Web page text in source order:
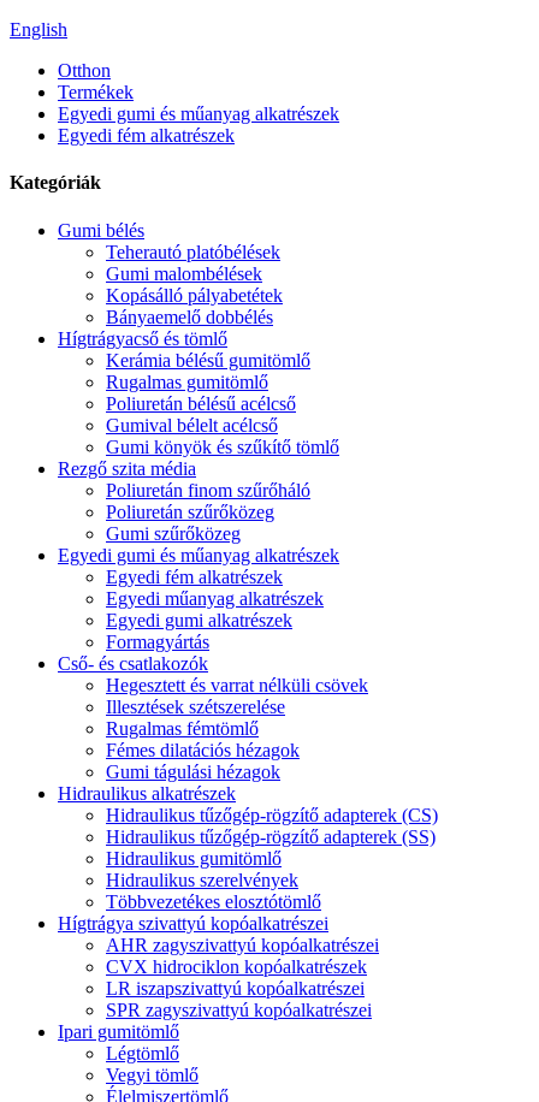
English
Otthon
Termékek
Egyedi gumi és műanyag alkatrészek
Egyedi fém alkatrészek
Kategóriák
Gumi bélés
Teherautó platóbélések
Gumi malombélések
Kopásálló pályabetétek
Bányaemelő dobbélés
Hígtrágyacső és tömlő
Kerámia bélésű gumitömlő
Rugalmas gumitömlő
Poliuretán bélésű acélcső
Gumival bélelt acélcső
Gumi könyök és szűkítő tömlő
Rezgő szita média
Poliuretán finom szűrőháló
Poliuretán szűrőközeg
Gumi szűrőközeg
Egyedi gumi és műanyag alkatrészek
Egyedi fém alkatrészek
Egyedi műanyag alkatrészek
Egyedi gumi alkatrészek
Formagyártás
Cső- és csatlakozók
Hegesztett és varrat nélküli csövek
Illesztések szétszerelése
Rugalmas fémtömlő
Fémes dilatációs hézagok
Gumi tágulási hézagok
Hidraulikus alkatrészek
Hidraulikus tűzőgép-rögzítő adapterek (CS)
Hidraulikus tűzőgép-rögzítő adapterek (SS)
Hidraulikus gumitömlő
Hidraulikus szerelvények
Többvezetékes elosztótömlő
Hígtrágya szivattyú kopóalkatrészei
AHR zagyszivattyú kopóalkatrészei
CVX hidrociklon kopóalkatrészek
LR iszapszivattyú kopóalkatrészei
SPR zagyszivattyú kopóalkatrészei
Ipari gumitömlő
Légtömlő
Vegyi tömlő
Élelmiszertömlő